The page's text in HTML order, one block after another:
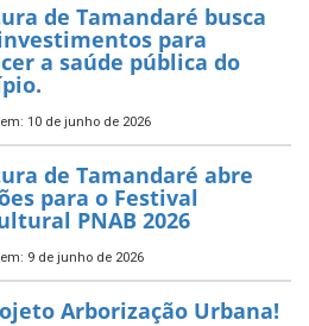
de Tamandaré busca
para
a saúde pública do
10 de junho de 2026
de Tamandaré abre
para o Festival
PNAB 2026
9 de junho de 2026
Arborização Urbana!